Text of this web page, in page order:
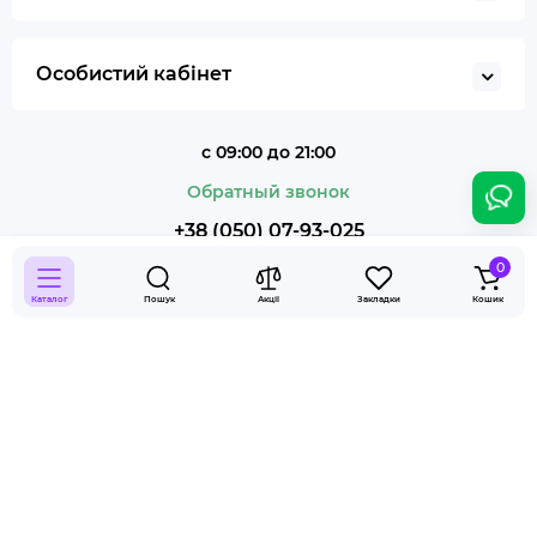
Каталог Пошук Акції Закладки
0
Кошик
Особистий кабінет
с 09:00 до 21:00
Обратный звонок
+38 (050) 07-93-025